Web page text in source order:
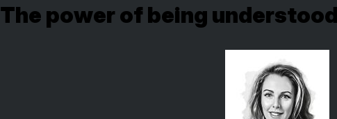
The power of being understood